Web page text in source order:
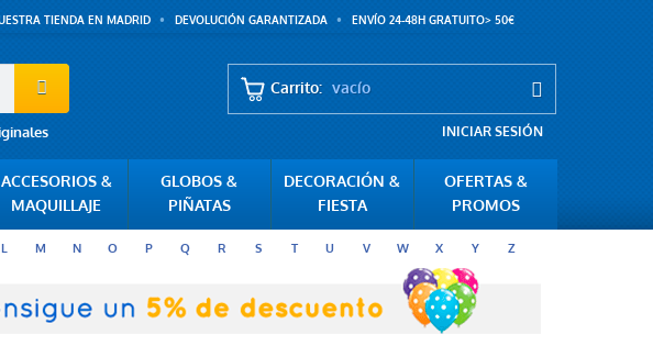
TIENDA EN MADRID DEVOLUCIÓN GARANTIZADA ENVÍO 24-48H GRATUITO> 50€
Carrito: vacío
INICIAR SESIÓN
ACCESORIOS &
MAQUILLAJE
GLOBOS &
PIÑATAS
DECORACIÓN &
FIESTA
OFERTAS &
PROMOS
L M N O P Q R S T U V W X Y Z